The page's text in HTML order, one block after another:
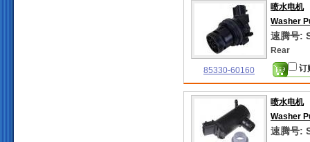
85330-60160
喷水电机
Washer
速腾号:
Rear
订
喷水电机
Washer
速腾号: